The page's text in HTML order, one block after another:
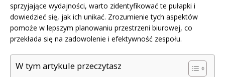
sprzyjające wydajności, warto zidentyfikować te pułapki i
dowiedzieć się, jak ich unikać. Zrozumienie tych aspektów
pomoże w lepszym planowaniu przestrzeni biurowej, co
przekłada się na zadowolenie i efektywność zespołu.
W tym artykule przeczytasz